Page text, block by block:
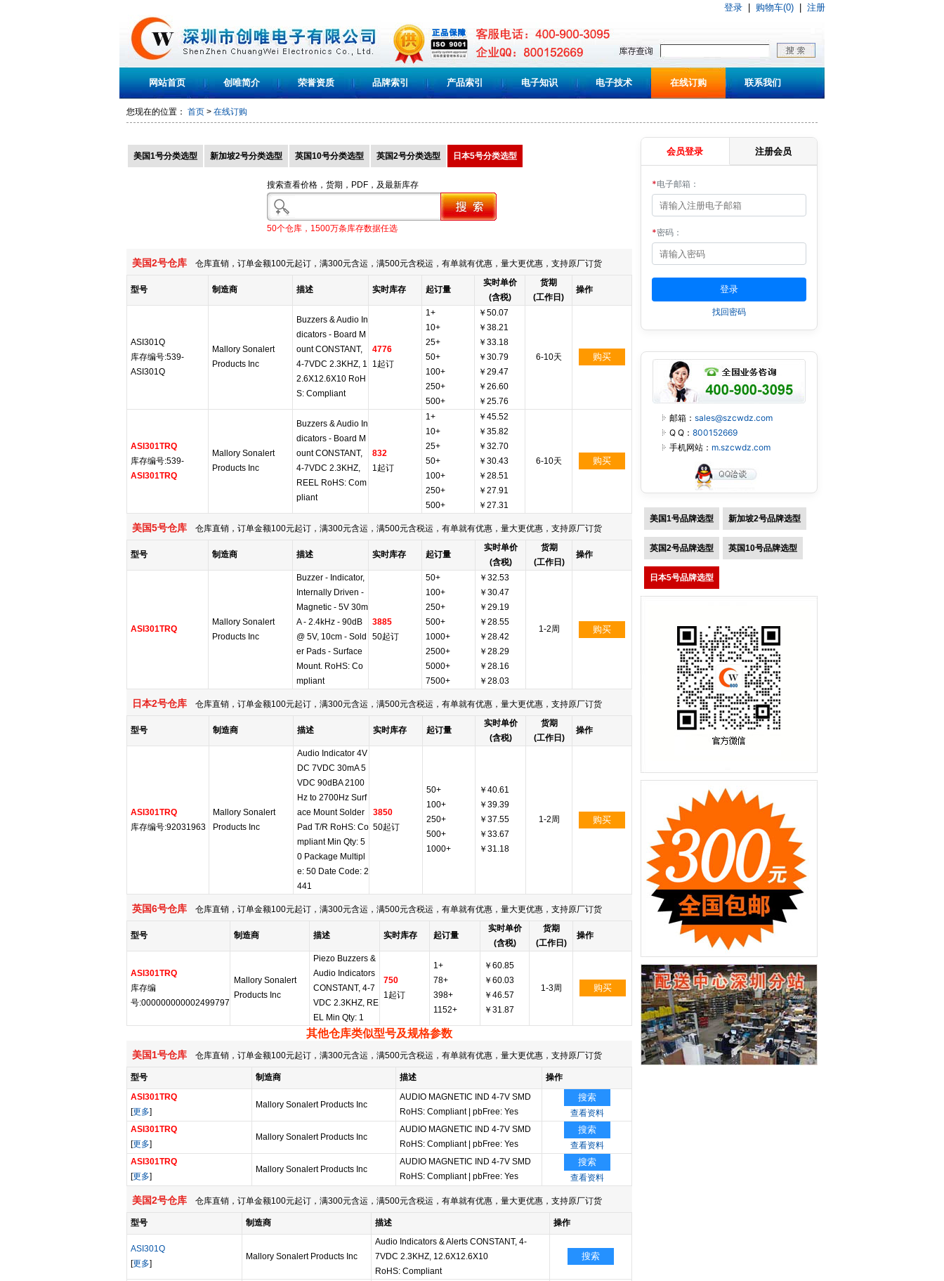
登录 购物车(0) 注册
网站首页 创唯简介 荣誉资质 品牌索引 产品索引 电子知识 电子技术 在线订购 联系我们
您现在的位置： 首页 > 在线订购
美国1号分类选型 新加坡2号分类选型 英国10号分类选型 英国2号分类选型 日本5号分类选型
搜索查看价格，货期，PDF，及最新库存
50个仓库，1500万条库存数据任选
美国2号仓库 仓库直销，订单金额100元起订，满300元含运，满500元含税运，有单就有优惠，量大更优惠，支持原厂订货
型号 制造商 描述 实时库存 起订量
实时单价
(含税)
货期
(工作日)
操作
ASI301Q
库存编号:539-
ASI301Q
Mallory Sonalert
Products Inc
Buzzers & Audio In
dicators - Board M
ount CONSTANT,
4-7VDC 2.3KHZ, 1
2.6X12.6X10 RoH
S: Compliant
4776
1起订
1+
10+
25+
50+
100+
250+
500+
￥50.07
￥38.21
￥33.18
￥30.79
￥29.47
￥26.60
￥25.76
6-10天 购买
ASI301TRQ
库存编号:539-
ASI301TRQ
Mallory Sonalert
Products Inc
Buzzers & Audio In
dicators - Board M
ount CONSTANT,
4-7VDC 2.3KHZ,
REEL RoHS: Com
pliant
832
1起订
1+
10+
25+
50+
100+
250+
500+
￥45.52
￥35.82
￥32.70
￥30.43
￥28.51
￥27.91
￥27.31
6-10天 购买
美国5号仓库 仓库直销，订单金额100元起订，满300元含运，满500元含税运，有单就有优惠，量大更优惠，支持原厂订货
型号 制造商 描述 实时库存 起订量
实时单价
(含税)
货期
(工作日)
操作
ASI301TRQ
Mallory Sonalert
Products Inc
Buzzer - Indicator,
Internally Driven -
Magnetic - 5V 30m
A - 2.4kHz - 90dB
@ 5V, 10cm - Sold
er Pads - Surface
Mount. RoHS: Co
mpliant
3885
50起订
50+
100+
250+
500+
1000+
2500+
5000+
7500+
￥32.53
￥30.47
￥29.19
￥28.55
￥28.42
￥28.29
￥28.16
￥28.03
1-2周 购买
日本2号仓库 仓库直销，订单金额100元起订，满300元含运，满500元含税运，有单就有优惠，量大更优惠，支持原厂订货
型号 制造商 描述 实时库存 起订量
实时单价
(含税)
货期
(工作日)
操作
ASI301TRQ
库存编号:92031963
Mallory Sonalert
Products Inc
Audio Indicator 4V
DC 7VDC 30mA 5
VDC 90dBA 2100
Hz to 2700Hz Surf
ace Mount Solder
Pad T/R RoHS: Co
mpliant Min Qty: 5
0 Package Multipl
e: 50 Date Code: 2
441
3850
50起订
50+
100+
250+
500+
1000+
￥40.61
￥39.39
￥37.55
￥33.67
￥31.18
1-2周 购买
英国6号仓库 仓库直销，订单金额100元起订，满300元含运，满500元含税运，有单就有优惠，量大更优惠，支持原厂订货
型号 制造商 描述 实时库存 起订量
实时单价
(含税)
货期
(工作日)
操作
ASI301TRQ
库存编
号:000000000002499797
Mallory Sonalert
Products Inc
Piezo Buzzers &
Audio Indicators
CONSTANT, 4-7
VDC 2.3KHZ, RE
EL Min Qty: 1
750
1起订
1+
78+
398+
1152+
￥60.85
￥60.03
￥46.57
￥31.87
1-3周 购买
其他仓库类似型号及规格参数
美国1号仓库 仓库直销，订单金额100元起订，满300元含运，满500元含税运，有单就有优惠，量大更优惠，支持原厂订货
型号 制造商 描述
操作
ASI301TRQ
[更多]
Mallory Sonalert Products Inc
AUDIO MAGNETIC IND 4-7V SMD
RoHS: Compliant pbFree: Yes
搜索
查看资料
ASI301TRQ
[更多]
Mallory Sonalert Products Inc
AUDIO MAGNETIC IND 4-7V SMD
RoHS: Compliant pbFree: Yes
搜索
查看资料
ASI301TRQ
[更多]
Mallory Sonalert Products Inc
AUDIO MAGNETIC IND 4-7V SMD
RoHS: Compliant pbFree: Yes
搜索
查看资料
美国2号仓库 仓库直销，订单金额100元起订，满300元含运，满500元含税运，有单就有优惠，量大更优惠，支持原厂订货
型号 制造商 描述 操作
ASI301Q
[更多]
Mallory Sonalert Products Inc
Audio Indicators & Alerts CONSTANT, 4-
7VDC 2.3KHZ, 12.6X12.6X10
RoHS: Compliant
搜索
会员登录 注册会员
*电子邮箱：
*密码：
找回密码
邮箱： sales@szcwdz.com
Q Q： 800152669
手机网站： m.szcwdz.com
美国1号品牌选型 新加坡2号品牌选型
英国2号品牌选型 英国10号品牌选型
日本5号品牌选型